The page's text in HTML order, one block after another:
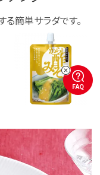
簡単サラダです。
FAQ